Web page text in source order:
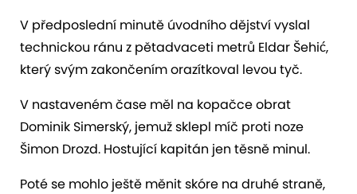
V předposlední minutě úvodního dějství vyslal
technickou ránu z pětadvaceti metrů Eldar Šehić,
který svým zakončením orazítkoval levou tyč.
V nastaveném čase měl na kopačce obrat
Dominik Simerský, jemuž sklepl míč proti noze
Šimon Drozd. Hostující kapitán jen těsně minul.
Poté se mohlo ještě měnit skóre na druhé straně,